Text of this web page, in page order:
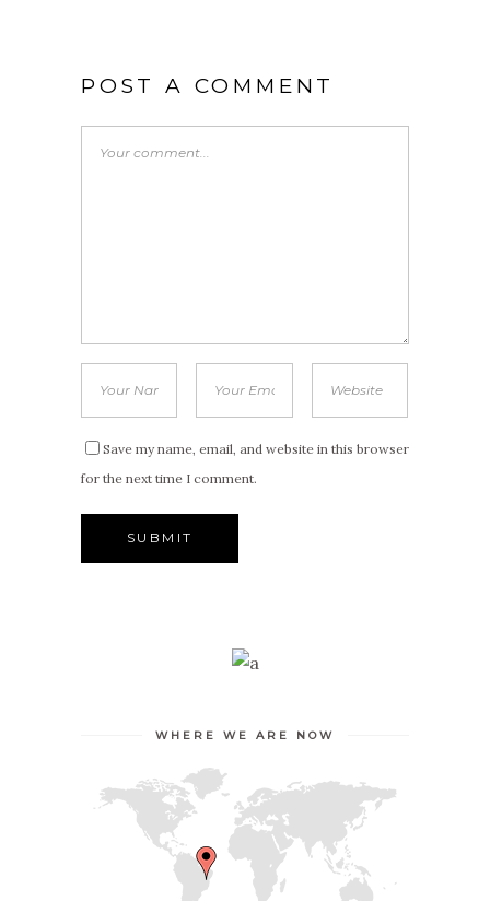
POST A COMMENT
Save my name, email, and website in this browser
for the next time I comment.
WHERE WE ARE NOW